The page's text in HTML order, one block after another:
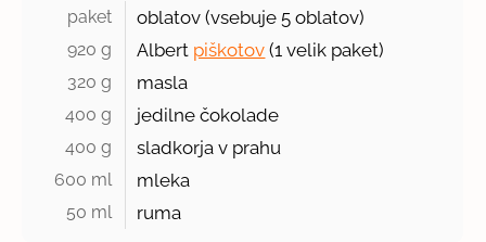
paket oblatov (vsebuje 5 oblatov)
920 g Albert piškotov (1 velik paket)
320 g masla
400 g jedilne čokolade
400 g sladkorja v prahu
600 ml mleka
50 ml ruma